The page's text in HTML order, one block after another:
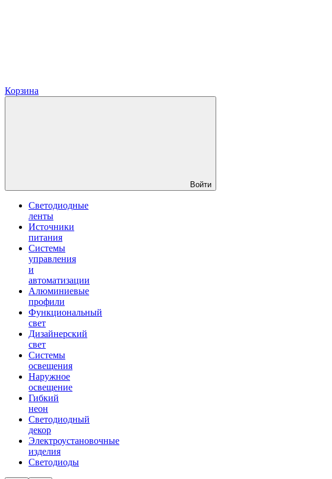
Корзина
Войти
Светодиодные
ленты
Источники
питания
Системы
управления
и
автоматизации
Алюминиевые
профили
Функциональный
свет
Дизайнерский
свет
Системы
освещения
Наружное
освещение
Гибкий
неон
Светодиодный
декор
Электроустановочные
изделия
Светодиоды